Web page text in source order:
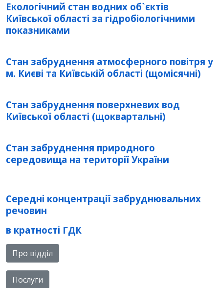
Екологічний стан водних об`єктів
Київської області за гідробіологічними
показниками
Стан забруднення атмосферного повітря у
м. Києві та Київській області (щомісячні)
Стан забруднення поверхневих вод
Київської області (щоквартальні)
Стан забруднення природного
середовища на території України
Середні концентрації забруднювальних
речовин
в кратності ГДК
Про відділ
Послуги